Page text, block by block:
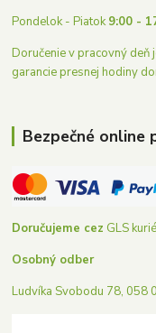
Pondelok - Piatok9:00 -
Doručenie v pracovný deň
garancie presnej hodiny
Bezpečné online
Doručujeme cez GLS
Osobný odber
Ludvíka Svobodu 78, 058